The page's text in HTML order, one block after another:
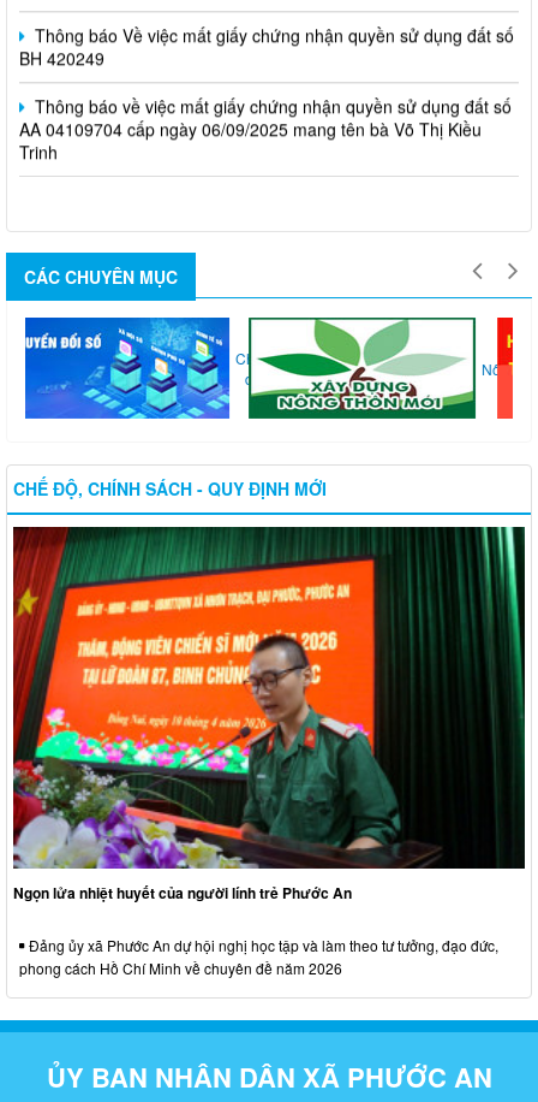
Thông báo Về việc mất giấy chứng nhận quyền sử dụng đất số
BH 420249
Thông báo về việc mất giấy chứng nhận quyền sử dụng đất số
AA 04109704 cấp ngày 06/09/2025 mang tên bà Võ Thị Kiều
Trinh
CÁC CHUYÊN MỤC
Chuyển
đổi...
Nông...
CHẾ ĐỘ, CHÍNH SÁCH - QUY ĐỊNH MỚI
Ngọn lửa nhiệt huyết của người lính trẻ Phước An
Đảng ủy xã Phước An dự hội nghị học tập và làm theo tư tưởng, đạo đức,
phong cách Hồ Chí Minh về chuyên đề năm 2026
ỦY BAN NHÂN DÂN XÃ PHƯỚC AN